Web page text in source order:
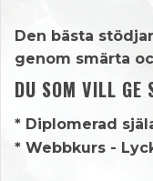
Den bästa
genom smärta
DU SOM VILL GE
* Diplomerad
* Webbkurs -